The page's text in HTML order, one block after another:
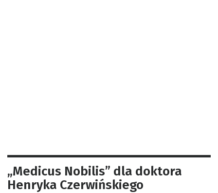
„Medicus Nobilis” dla doktora
Henryka Czerwińskiego